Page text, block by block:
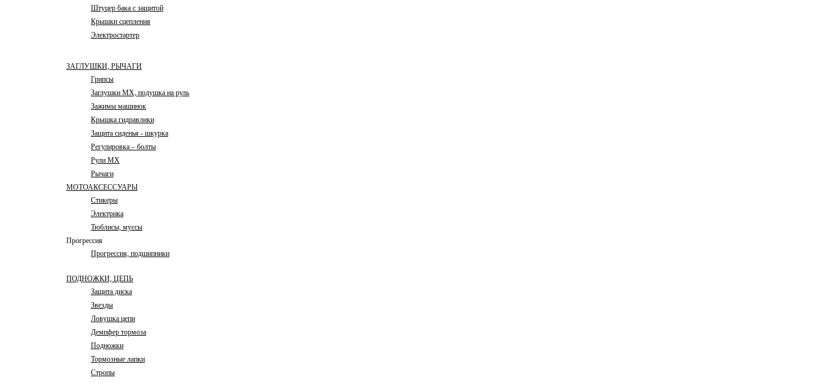
Штуцер бака с защитой
Крышки сцепления
Электростартер
ЗАГЛУШКИ, РЫЧАГИ
Грипсы
Заглушки MX, подушка на руль
Зажимы машинок
Крышка гидравлики
Защита сиденья - шкурка
Регулировка – болты
Рули MX
Рычаги
МОТОАКСЕССУАРЫ
Стикеры
Электрика
Тюблисы, муссы
Прогрессия
Прогрессия, подшипники
ПОДНОЖКИ, ЦЕПЬ
Защита диска
Звезды
Ловушка цепи
Демпфер тормоза
Подножки
Тормозные лапки
Стропы